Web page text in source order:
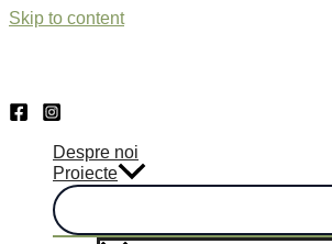
Skip to content
Despre noi
Proiecte